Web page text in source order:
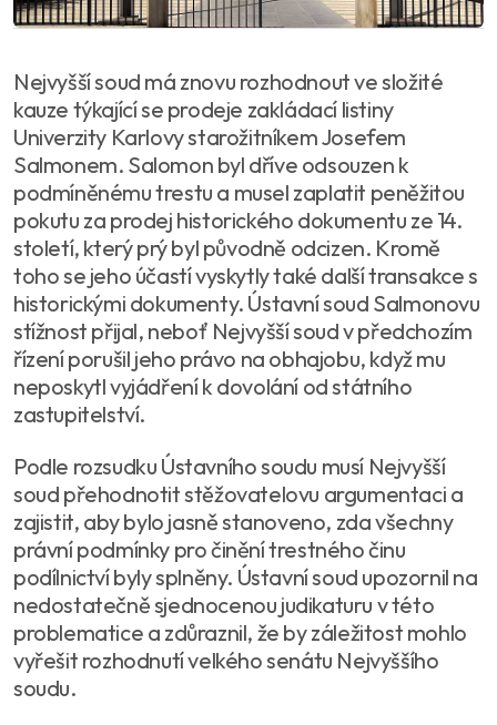
Nejvyšší soud má znovu rozhodnout ve složité
kauze týkající se prodeje zakládací listiny
Univerzity Karlovy starožitníkem Josefem
Salmonem. Salomon byl dříve odsouzen k
podmíněnému trestu a musel zaplatit peněžitou
pokutu za prodej historického dokumentu ze 14.
století, který prý byl původně odcizen. Kromě
toho se jeho účastí vyskytly také další transakce s
historickými dokumenty. Ústavní soud Salmonovu
stížnost přijal, neboť Nejvyšší soud v předchozím
řízení porušil jeho právo na obhajobu, když mu
neposkytl vyjádření k dovolání od státního
zastupitelství.
Podle rozsudku Ústavního soudu musí Nejvyšší
soud přehodnotit stěžovatelovu argumentaci a
zajistit, aby bylo jasně stanoveno, zda všechny
právní podmínky pro činění trestného činu
podílnictví byly splněny. Ústavní soud upozornil na
nedostatečně sjednocenou judikaturu v této
problematice a zdůraznil, že by záležitost mohlo
vyřešit rozhodnutí velkého senátu Nejvyššího
soudu.